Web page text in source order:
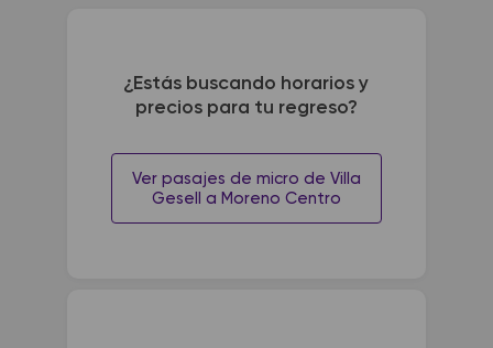
¿Estás buscando horarios y
precios para tu regreso?
Ver pasajes de micro de Villa
Gesell a Moreno Centro